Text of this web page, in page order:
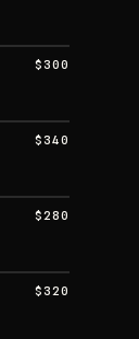
$300
$340
$280
$320